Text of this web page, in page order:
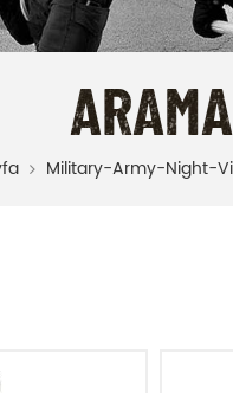
ARAMA